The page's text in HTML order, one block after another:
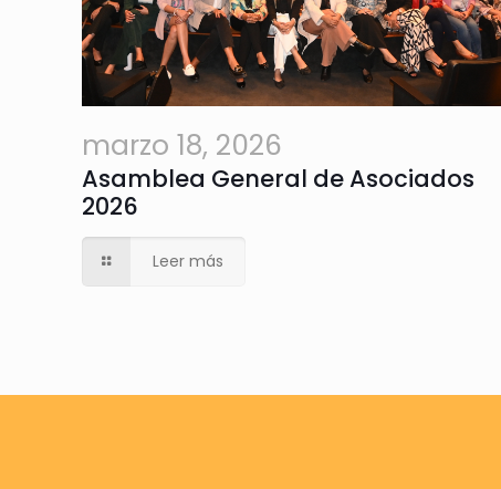
marzo 18, 2026
Asamblea General de Asociados
2026
Leer más